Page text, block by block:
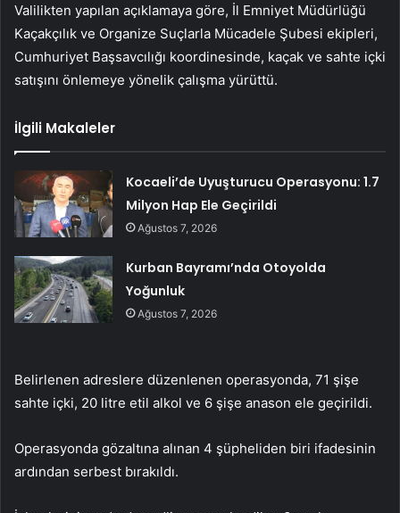
Valilikten yapılan açıklamaya göre, İl Emniyet Müdürlüğü
Kaçakçılık ve Organize Suçlarla Mücadele Şubesi ekipleri,
Cumhuriyet Başsavcılığı koordinesinde, kaçak ve sahte içki
satışını önlemeye yönelik çalışma yürüttü.
İlgili Makaleler
Kocaeli’de Uyuşturucu Operasyonu: 1.7
Milyon Hap Ele Geçirildi
Ağustos 7, 2026
Kurban Bayramı’nda Otoyolda
Yoğunluk
Ağustos 7, 2026
Belirlenen adreslere düzenlenen operasyonda, 71 şişe
sahte içki, 20 litre etil alkol ve 6 şişe anason ele geçirildi.
Operasyonda gözaltına alınan 4 şüpheliden biri ifadesinin
ardından serbest bırakıldı.